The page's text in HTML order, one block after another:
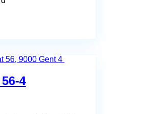
56, 9000 Gent4
4